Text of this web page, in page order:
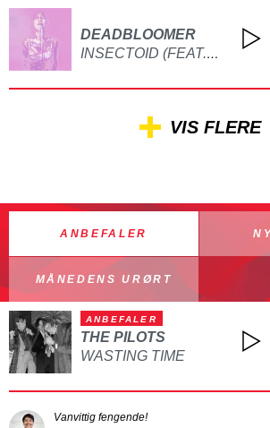
DEADBLOOMER
INSECTOID (FEAT. CHMIELIX)
VIS FLERE
ANBEFALER
MÅNEDENS URØRT
ANBEFALER
THE PILOTS
WASTING TIME
Vanvittig fengende!